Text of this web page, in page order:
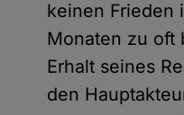
keinen Frieden
Monaten zu oft
Erhalt seines
den